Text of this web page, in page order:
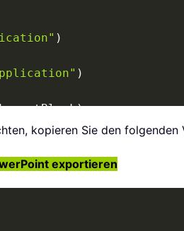
)
)
)
kopieren Sie den
exportieren